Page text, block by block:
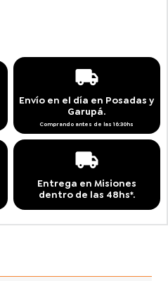
Envío en el día en Posadas y
Garupá.
Comprando antes de las 16:30hs
Entrega en Misiones
dentro de las 48hs*.